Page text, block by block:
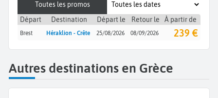
Toutes les promos
Départ
Destination Départ le Retour le À partir de
Brest Héraklion - Crête 25/08/2026 08/09/2026 239 €
Autres destinations en Grèce